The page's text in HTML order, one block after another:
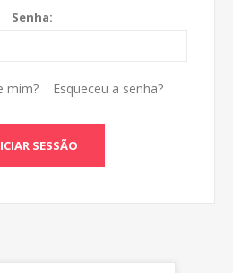
Senha:
mim? Esqueceu a senha?
SESSÃO